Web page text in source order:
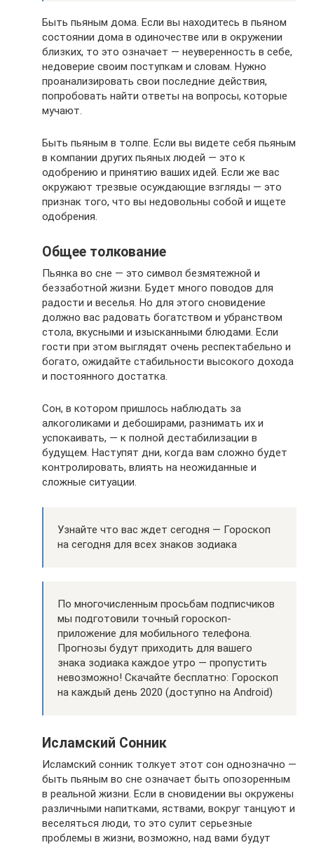
Быть пьяным дома. Если вы находитесь в пьяном
состоянии дома в одиночестве или в окружении
близких, то это означает — неуверенность в себе,
недоверие своим поступкам и словам. Нужно
проанализировать свои последние действия,
попробовать найти ответы на вопросы, которые
мучают.
Быть пьяным в толпе. Если вы видете себя пьяным
в компании других пьяных людей — это к
одобрению и принятию ваших идей. Если же вас
окружают трезвые осуждающие взгляды — это
признак того, что вы недовольны собой и ищете
одобрения.
Общее толкование
Пьянка во сне — это символ безмятежной и
беззаботной жизни. Будет много поводов для
радости и веселья. Но для этого сновидение
должно вас радовать богатством и убранством
стола, вкусными и изысканными блюдами. Если
гости при этом выглядят очень респектабельно и
богато, ожидайте стабильности высокого дохода
и постоянного достатка.
Сон, в котором пришлось наблюдать за
алкоголиками и дебоширами, разнимать их и
успокаивать, — к полной дестабилизации в
будущем. Наступят дни, когда вам сложно будет
контролировать, влиять на неожиданные и
сложные ситуации.
Узнайте что вас ждет сегодня — Гороскоп
на сегодня для всех знаков зодиака
По многочисленным просьбам подписчиков
мы подготовили точный гороскоп-
приложение для мобильного телефона.
Прогнозы будут приходить для вашего
знака зодиака каждое утро — пропустить
невозможно! Скачайте бесплатно: Гороскоп
на каждый день 2020 (доступно на Android)
Исламский Сонник
Исламский сонник толкует этот сон однозначно —
быть пьяным во сне означает быть опозоренным
в реальной жизни. Если в сновидении вы окружены
различными напитками, яствами, вокруг танцуют и
веселяться люди, то это сулит серьезные
проблемы в жизни, возможно, над вами будут